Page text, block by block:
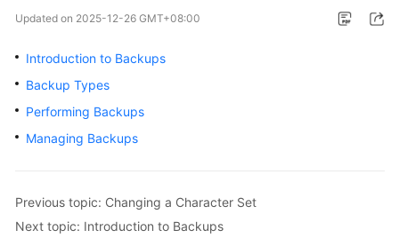
Service
Billing
Getting
Started
User
Updated on 2025-12-26 GMT+08:00
Introduction to Backups
Backup Types
Performing Backups
Managing Backups
Previous topic: Changing a Character Set
Next topic: Introduction to Backups